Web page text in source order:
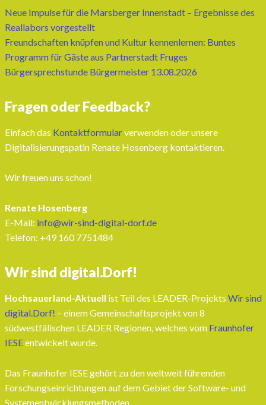
Neue Impulse für die Marsberger Innenstadt – Ergebnisse des
Reallabors vorgestellt
Freundschaften knüpfen und Kultur kennenlernen: Buntes
Programm für Gäste aus Partnerstadt Fruges
Bürgersprechstunde Bürgermeister 13.08.2026
Fragen oder Feedback?
Einfach das Kontaktformularverwenden oder unsere
Digitalisierungspatin Renate Hosenberg kontaktieren.
Wir freuen uns schon!
Renate Hosenberg
E-Mail: info@wir-sind-digital-dorf.de
Telefon: ‭+49 160 7751484‬
Wir sind digital.Dorf!
Hochsauerland-Aktuell ist Teil des LEADER-Projekts Wir sind
digital.Dorf! – einem Gemeinschaftsprojekt von 8
südwestfälischen LEADER Regionen, welches vom Fraunhofer
IESEentwickelt wurde.
Das Fraunhofer IESE gehört zu den weltweit führenden
Forschungseinrichtungen auf dem Gebiet der Software- und
Systementwicklungsmethoden.